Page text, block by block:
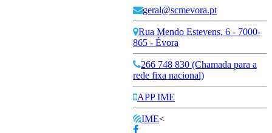
geral@scmevora.pt
Rua Mendo Estevens, 6 - 7000-
865 - Évora
266 748 830 (Chamada para a
rede fixa nacional)
APP IME
IME<